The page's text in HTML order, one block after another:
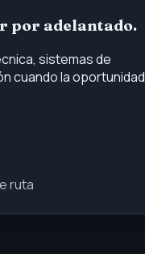
por adelantado.
sistemas de
cuando la oportunidad
ruta